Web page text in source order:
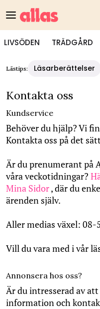
LIVSÖDEN TRÄDGÅRD
Allas - Kontakta oss
Lästips: Läsarberättelser
Kontakta oss
Kundservice
Behöver du hjälp? Vi
Kontakta oss på det
Är du prenumerant på
våra veckotidningar?
Mina Sidor, där du
ärenden själv.
Aller medias växel: 08-
Vill du vara med i vår
Annonsera hos oss?
Är du intresserad av
information och